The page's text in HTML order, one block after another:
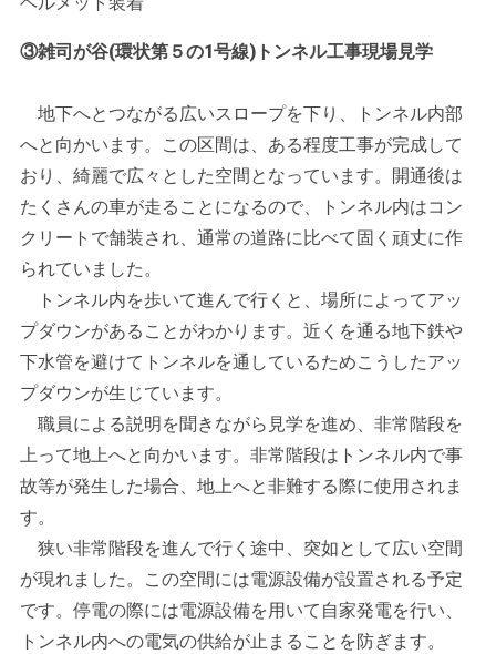
③雑司が谷(環状第５の1号線)トンネル工事現場見学
地下へとつながる広いスロープを下り、トンネル内部
へと向かいます。この区間は、ある程度工事が完成して
おり、綺麗で広々とした空間となっています。開通後は
たくさんの車が走ることになるので、トンネル内はコン
クリートで舗装され、通常の道路に比べて固く頑丈に作
られていました。
トンネル内を歩いて進んで行くと、場所によってアッ
プダウンがあることがわかります。近くを通る地下鉄や
下水管を避けてトンネルを通しているためこうしたアッ
プダウンが生じています。
職員による説明を聞きながら見学を進め、非常階段を
上って地上へと向かいます。非常階段はトンネル内で事
故等が発生した場合、地上へと非難する際に使用されま
す。
狭い非常階段を進んで行く途中、突如として広い空間
が現れました。この空間には電源設備が設置される予定
です。停電の際には電源設備を用いて自家発電を行い、
トンネル内への電気の供給が止まることを防ぎます。